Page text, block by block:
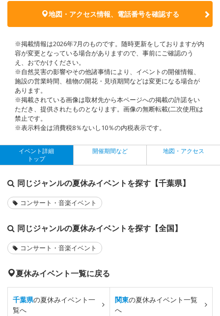
地図・アクセス情報、電話番号を確認する
※掲載情報は2026年7月のものです。随時更新をしておりますが内
容が変更となっている場合がありますので、事前にご確認のう
え、おでかけください。
※自然災害の影響やその他諸事情により、イベントの開催情報、
施設の営業時間、植物の開花・見頃期間などは変更になる場合が
あります。
※掲載されている画像は取材先から本ページへの掲載の許諾をい
ただき、提供されたものとなります。画像の無断転載(二次使用)は
禁止です。
※表示料金は消費税8％ないし10％の内税表示です。
イベント詳細
トップ
開催期間など 地図・アクセス
同じジャンルの夏休みイベントを探す【千葉県】
コンサート・音楽イベント
同じジャンルの夏休みイベントを探す【全国】
コンサート・音楽イベント
夏休みイベント一覧に戻る
千葉県の夏休みイベント一
覧へ
関東の夏休みイベント一覧
へ